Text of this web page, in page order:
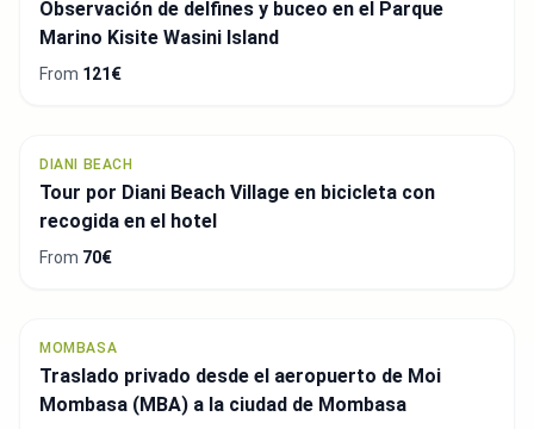
Observación de delfines y buceo en el Parque
Marino Kisite Wasini Island
From 121€
DIANI BEACH
Tour por Diani Beach Village en bicicleta con
recogida en el hotel
From 70€
MOMBASA
Traslado privado desde el aeropuerto de Moi
Mombasa (MBA) a la ciudad de Mombasa